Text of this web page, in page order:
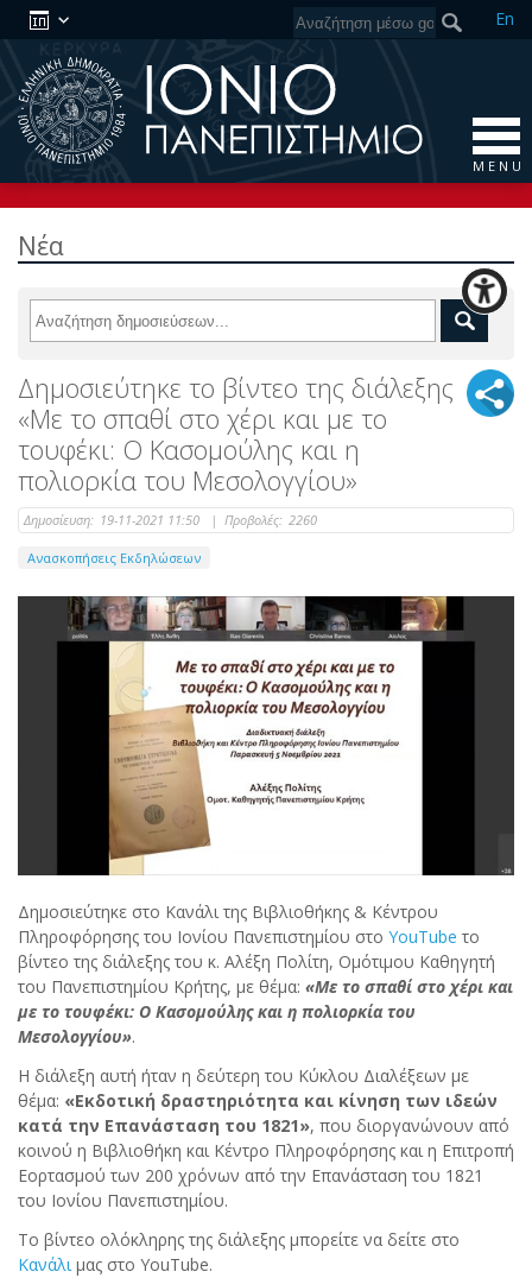
En
M E N U
Νέα
Δημοσιεύτηκε το βίντεο της διάλεξης
«Με το σπαθί στο χέρι και με το
τουφέκι: Ο Κασομούλης και η
πολιορκία του Μεσολογγίου»
Δημοσίευση: 19-11-2021 11:50 | Προβολές: 2260
Ανασκοπήσεις Εκδηλώσεων
Δημοσιεύτηκε στο Κανάλι της Βιβλιοθήκης & Κέντρου
Πληροφόρησης του Ιονίου Πανεπιστημίου στο YouTube το
βίντεο της διάλεξης του κ. Αλέξη Πολίτη, Ομότιμου Καθηγητή
του Πανεπιστημίου Κρήτης, με θέμα: «Με το σπαθί στο χέρι και
με το τουφέκι: Ο Κασομούλης και η πολιορκία του
Μεσολογγίου».
Η διάλεξη αυτή ήταν η δεύτερη του Κύκλου Διαλέξεων με
θέμα: «Εκδοτική δραστηριότητα και κίνηση των ιδεών
κατά την Επανάσταση του 1821», που διοργανώνουν από
κοινού η Βιβλιοθήκη και Κέντρο Πληροφόρησης και η Επιτροπή
Εορτασμού των 200 χρόνων από την Επανάσταση του 1821
του Ιονίου Πανεπιστημίου.
Το βίντεο ολόκληρης της διάλεξης μπορείτε να δείτε στο
Kανάλιμας στο YouTube.